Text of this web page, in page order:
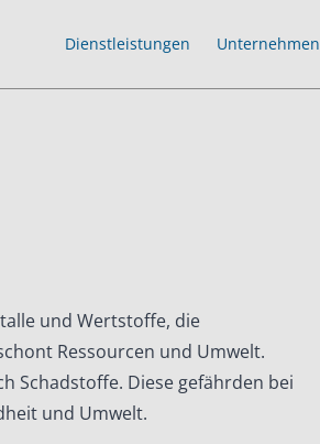
Dienstleistungen Unternehmen
und Wertstoffe, die
Ressourcen und Umwelt.
Schadstoffe. Diese gefährden bei
und Umwelt.